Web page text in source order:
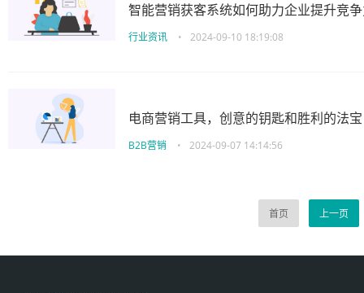
智能营销获客系统如何助力企业提升竞
行业资讯 • 2024-09-10 18:19:08
电商营销工具，创意的钥匙和胜利的法宝
B2B营销 • 2024-09-07 14:14:56
首页 上一页